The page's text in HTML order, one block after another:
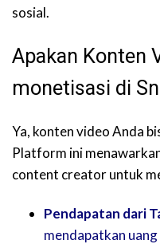
sosial.
Apakan Konten
monetisasi di
Ya, konten video Anda
Platform ini
content creator untuk
Pendapatan dari
mendapatkan